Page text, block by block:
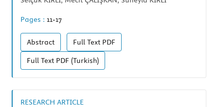
Pages : 11-17
Abstract Full Text PDF
Full Text PDF (Turkish)
RESEARCH ARTICLE